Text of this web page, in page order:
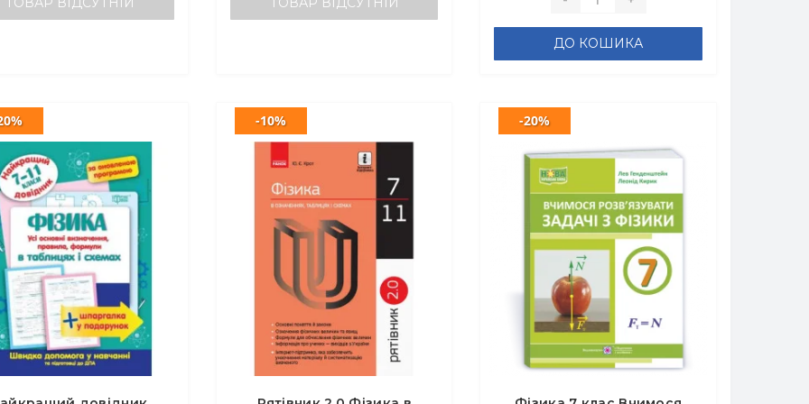
ДО КОШИКА
-10% -20%